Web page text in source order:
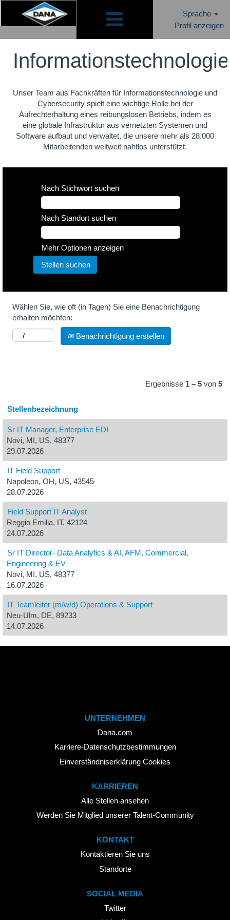
Sprache
Profil anzeigen
CHInformationstechnologie
Unser Team aus Fachkräften für Informationstechnologie und
Cybersecurity spielt eine wichtige Rolle bei der
Aufrechterhaltung eines reibungslosen Betriebs, indem es
eine globale Infrastruktur aus vernetzten Systemen und
Software aufbaut und verwaltet, die unsere mehr als 28.000
Mitarbeitenden weltweit nahtlos unterstützt.
Nach Stichwort suchen
Nach Standort suchen
Mehr Optionen anzeigen
Wählen Sie, wie oft (in Tagen) Sie eine Benachrichtigung
erhalten möchten:
Benachrichtigung erstellen
Ergebnisse 1 – 5 von 5
Stellenbezeichnung
Sr IT Manager, Enterprise EDI
Novi, MI, US, 48377
29.07.2026
IT Field Support
Napoleon, OH, US, 43545
28.07.2026
Field Support IT Analyst
Reggio Emilia, IT, 42124
24.07.2026
Sr IT Director- Data Analytics & AI, AFM, Commercial,
Engineering & EV
Novi, MI, US, 48377
16.07.2026
IT Teamleiter (m/w/d) Operations & Support
Neu-Ulm, DE, 89233
14.07.2026
UNTERNEHMEN
Dana.com
Karriere-Datenschutzbestimmungen
Einverständniserklärung Cookies
KARRIEREN
Alle Stellen ansehen
Werden Sie Mitglied unserer Talent-Community
KONTAKT
Kontaktieren Sie uns
Standorte
SOCIAL MEDIA
Twitter